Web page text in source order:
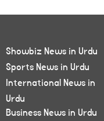
Showbiz News in Urdu
Sports News in Urdu
International News in
Urdu
Business News in Urdu